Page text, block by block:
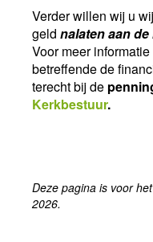
Verder willen wij u
geld nalaten aan de
Voor meer
betreffende de
terecht bij de
Kerkbestuur.
Deze pagina is voor
2026.